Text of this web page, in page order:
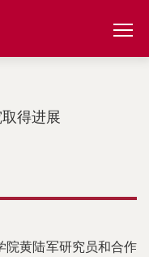
得进展
黄陆军研究员和合作